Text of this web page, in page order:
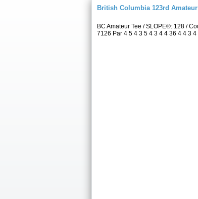
British Columbia 123rd Amateur
BC Amateur Tee / SLOPE®: 128 /
7126 Par 4 5 4 3 5 4 3 4 4 36 4 4 3